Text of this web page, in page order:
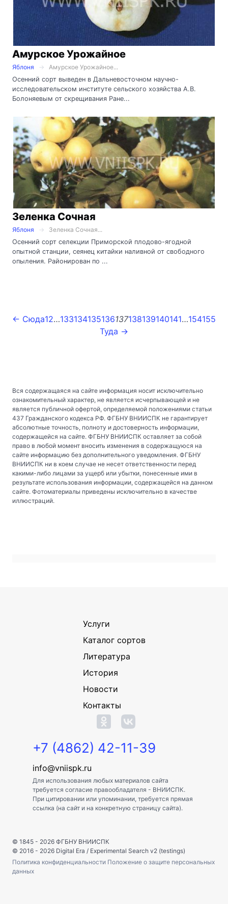
Амурское Урожайное
Яблоня
Амурское Урожайное...
Осенний сорт выведен в Дальневосточном научно-
исследовательском институте сельского хозяйства А.В.
Болоняевым от скрещивания Ране...
Зеленка Сочная
Яблоня
Зеленка Сочная...
Осенний сорт селекции Приморской плодово-ягодной
опытной станции, сеянец китайки наливной от свободного
опыления. Районирован по ...
← Сюда12…133134135136137138139140141…154155
Туда →
Вся содержащаяся на сайте информация носит исключительно
ознакомительный характер, не является исчерпывающей и не
является публичной офертой, определяемой положениями статьи
437 Гражданского кодекса РФ. ФГБНУ ВНИИСПК не гарантирует
абсолютные точность, полноту и достоверность информации,
содержащейся на сайте. ФГБНУ ВНИИСПК оставляет за собой
право в любой момент вносить изменения в содержащуюся на
сайте информацию без дополнительного уведомления. ФГБНУ
ВНИИСПК ни в коем случае не несет ответственности перед
какими-либо лицами за ущерб или убытки, понесенные ими в
результате использования информации, содержащейся на данном
сайте. Фотоматериалы приведены исключительно в качестве
иллюстраций.
Услуги
Каталог сортов
Литература
История
Новости
Контакты
+7 (4862) 42-11-39
info@vniispk.ru
Для использования любых материалов сайта
требуется согласие правообладателя - ВНИИСПК.
При цитировании или упоминании, требуется прямая
ссылка (на сайт и на конкретную страницу сайта).
© 1845 - 2026 ФГБНУ ВНИИСПК
© 2016 - 2026 Digital Era / Experimental Search v2 (testings)
Политика конфиденциальности Положение о защите персональных
данных